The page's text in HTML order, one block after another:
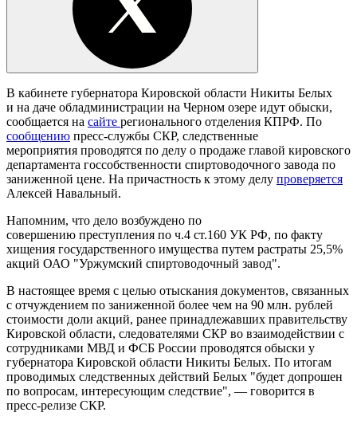
В кабинете губернатора Кировской области Никиты Белых
и на даче обладминистрации на Черном озере идут обыски,
сообщается на сайте регионального отделения КПРФ. По
сообщению пресс-службы СКР, следственные
мероприятия проводятся по делу о продаже главой кировского
департамента госсобственности спиртоводочного завода по
заниженной цене. На причастность к этому делу проверяется
Алексей Навальный.
Напомним, что дело возбуждено по
совершению преступления по ч.4 ст.160 УК РФ, по факту
хищения государственного имущества путем растраты 25,5%
акций ОАО "Уржумский спиртоводочный завод".
В настоящее время с целью отыскания документов, связанных
с отчуждением по заниженной более чем на 90 млн. рублей
стоимости доли акций, ранее принадлежавших правительству
Кировской области, следователями СКР во взаимодействии с
сотрудниками МВД и ФСБ России проводятся обыски у
губернатора Кировской области Никиты Белых. По итогам
проводимых следственных действий Белых "будет допрошен
по вопросам, интересующим следствие", — говорится в
пресс-релизе СКР.